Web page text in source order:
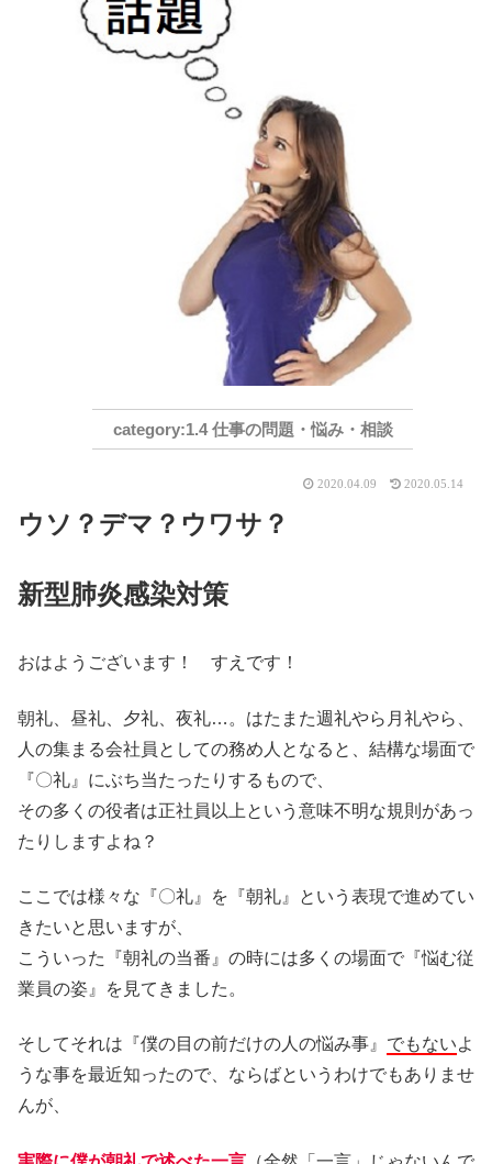
1.4 仕事の問題・悩み・相談
2020.04.09 2020.05.14
ウソ？デマ？ウワサ？
新型肺炎感染対策
おはようございます！ すえです！
朝礼、昼礼、夕礼、夜礼…。はたまた週礼やら月礼やら、
人の集まる会社員としての務め人となると、結構な場面で
『〇礼』にぶち当たったりするもので、
その多くの役者は正社員以上という意味不明な規則があっ
たりしますよね？
ここでは様々な『〇礼』を『朝礼』という表現で進めてい
きたいと思いますが、
こういった『朝礼の当番』の時には多くの場面で『悩む従
業員の姿』を見てきました。
そしてそれは『僕の目の前だけの人の悩み事』 でもないよ
うな事を最近知ったので、ならばというわけでもありませ
んが、